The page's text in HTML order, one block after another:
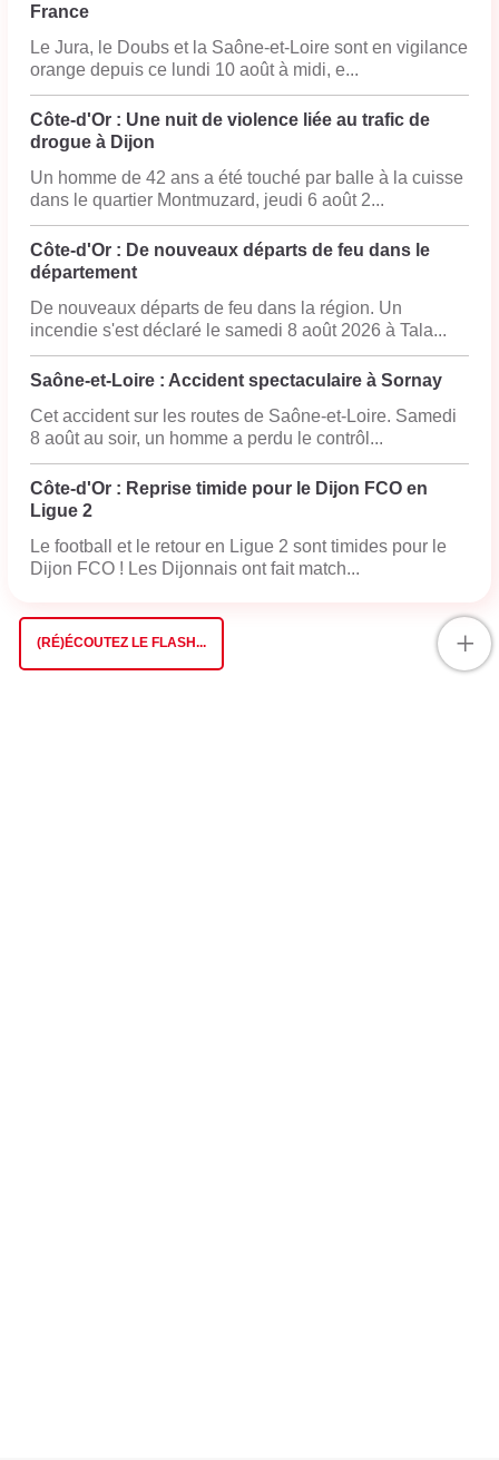
France
Le Jura, le Doubs et la Saône-et-Loire sont en vigilance
orange depuis ce lundi 10 août à midi, e...
Côte-d'Or : Une nuit de violence liée au trafic de
drogue à Dijon
Un homme de 42 ans a été touché par balle à la cuisse
dans le quartier Montmuzard, jeudi 6 août 2...
Côte-d'Or : De nouveaux départs de feu dans le
département
De nouveaux départs de feu dans la région. Un
incendie s'est déclaré le samedi 8 août 2026 à Tala...
Saône-et-Loire : Accident spectaculaire à Sornay
Cet accident sur les routes de Saône-et-Loire. Samedi
8 août au soir, un homme a perdu le contrôl...
Côte-d'Or : Reprise timide pour le Dijon FCO en
Ligue 2
Le football et le retour en Ligue 2 sont timides pour le
Dijon FCO ! Les Dijonnais ont fait match...
(RÉ)ÉCOUTEZ LE FLASH... +